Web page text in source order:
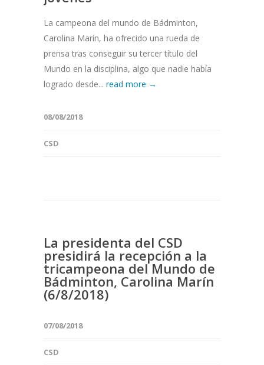
La campeona del mundo de Bádminton,
Carolina Marín, ha ofrecido una rueda de
prensa tras conseguir su tercer título del
Mundo en la disciplina, algo que nadie había
logrado desde... read more →
08/08/2018
CSD
La presidenta del CSD
presidirá la recepción a la
tricampeona del Mundo de
Bádminton, Carolina Marín
(6/8/2018)
07/08/2018
CSD